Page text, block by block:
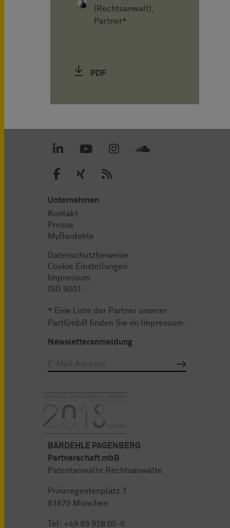
(Rechtsanwalt),
Partner*
PDF
Unternehmen
Kontakt
Presse
MyBardehle
Datenschutzhinweise
Cookie Einstellungen
Impressum
ISO 9001
* Eine Liste der Partner unserer
PartGmbB finden Sie im
Impressum
Newsletteranmeldung
BARDEHLE PAGENBERG
Partnerschaft mbB
Patentanwälte Rechtsanwälte
Prinzregentenplatz 7
81675 München
Tel: +49 89 928 05-0